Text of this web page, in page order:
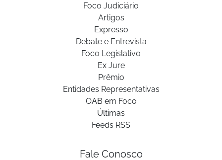
Foco Judiciário
Artigos
Expresso
Debate e Entrevista
Foco Legislativo
Ex Jure
Prêmio
Entidades Representativas
OAB em Foco
Últimas
Feeds RSS
Fale Conosco